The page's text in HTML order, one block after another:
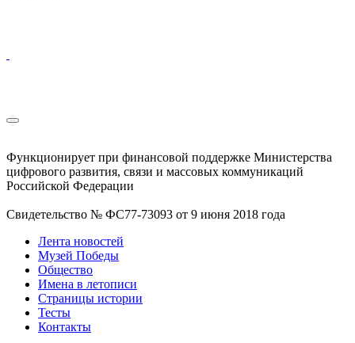
Функционирует при финансовой поддержке Министерства
цифрового развития, связи и массовых коммуникаций
Российской Федерации
Свидетельство № ФС77-73093 от 9 июня 2018 года
Лента новостей
Музей Победы
Общество
Имена в летописи
Страницы истории
Тесты
Контакты